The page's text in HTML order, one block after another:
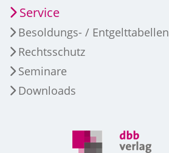
Service
Besoldungs- / Entgelttabellen
Rechtsschutz
Seminare
Downloads